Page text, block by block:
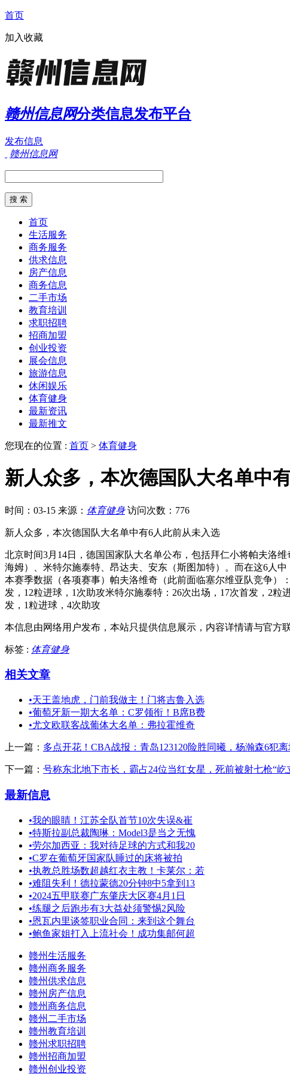
首页
加入收藏
赣州信息网分类信息发布平台
发布信息
赣州信息网
首页
生活服务
商务服务
供求信息
房产信息
商务信息
二手市场
教育培训
求职招聘
招商加盟
创业投资
展会信息
旅游信息
休闲娱乐
体育健身
最新资讯
最新推文
您现在的位置 : 首页 > 体育健身
新人众多，本次德国队大名单中
时间：03-15 来源： 体育健身 访问次数：776
新人众多，本次德国队大名单中有6人此前从未入选
北京时间3月14日，德国国家队大名单公布，包括拜仁小将帕夫洛
海姆）、米特尔施泰特、昂达夫、安东（斯图加特）。而在这6人
本赛季数据（各项赛事）帕夫洛维奇（此前面临塞尔维亚队竞争）
发，12粒进球，1次助攻米特尔施泰特：26次出场，17次首发，2
发，1粒进球，4次助攻
本信息由网络用户发布， 本站只提供信息展示，内容详情请与官方联
标签 : 体育健身
相关文章
•天王盖地虎，门前我做主！门将吉鲁入选
•葡萄牙新一期大名单：C罗领衔！B席B费
•尤文欧联客战葡体大名单：弗拉霍维奇
上一篇： 多点开花！CBA战报：青岛123120险胜同曦，杨瀚森6犯离
下一篇： 号称东北地下市长，霸占24位当红女星，死前被射七枪“屹
最新信息
•我的眼睛！江苏全队首节10次失误&崔
•特斯拉副总裁陶琳：Model3是当之无愧
•劳尔加西亚：我对待足球的方式和我20
•️C罗在葡萄牙国家队睡过的床将被拍
•执教总胜场数超越红衣主教！卡莱尔：若
•难阻失利！德拉蒙德20分钟8中5拿到13
•2024五甲联赛广东肇庆大区赛4月1日
•练腿之后跑步有3大益处须警惕2风险
•恩瓦内里谈签职业合同：来到这个舞台
•鲍鱼家姐打入上流社会！成功集邮何超
赣州生活服务
赣州商务服务
赣州供求信息
赣州房产信息
赣州商务信息
赣州二手市场
赣州教育培训
赣州求职招聘
赣州招商加盟
赣州创业投资